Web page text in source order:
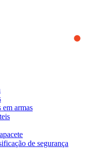
you the best experience
this website, you accept
how the website is used and
more or to find out how
our
em armas
de segurança